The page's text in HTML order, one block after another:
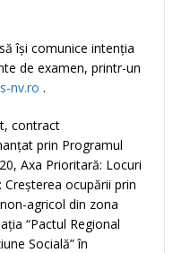
își comunice intenția
de examen, printr-un
nv.ro .
contract
prin Programul
Axa Prioritară: Locuri
ocupării prin
agricol din zona
“Pactul Regional
Socială” în